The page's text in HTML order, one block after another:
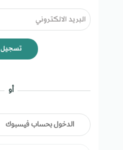
تسجيل
أو
الدخول بحساب فيسبوك